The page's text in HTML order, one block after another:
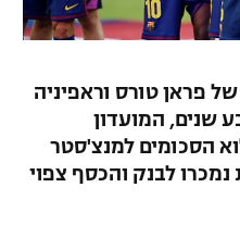
פראן טורס וראפיניה
שנים, המועדון
הסכומים למנצ'סטר
לבנק והכסף צפוי